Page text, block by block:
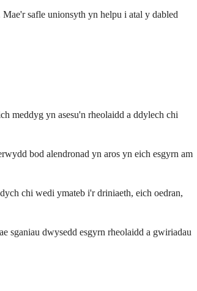
safle unionsyth yn helpu i atal y dabled
meddyg yn asesu'n rheolaidd a ddylech chi
bod alendronad yn aros yn eich esgyrn am
chi wedi ymateb i'r driniaeth, eich oedran,
sganiau dwysedd esgyrn rheolaidd a gwiriadau